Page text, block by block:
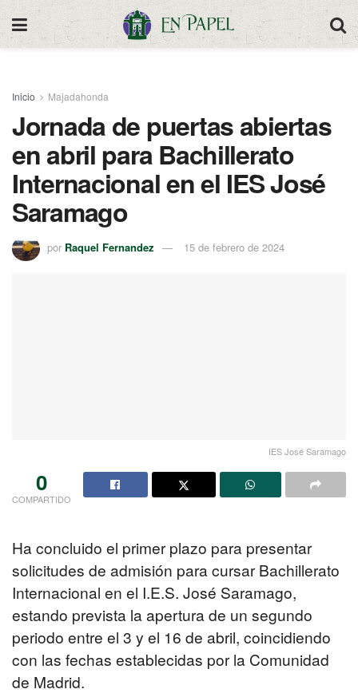
Inicio Majadahonda
Jornada de puertas abiertas
en abril para Bachillerato
Internacional en el IES José
Saramago
por Raquel Fernandez 15 de febrero de 2024
IES José Saramago
0
COMPARTIDO
Ha concluido el primer plazo para presentar
solicitudes de admisión para cursar Bachillerato
Internacional en el I.E.S. José Saramago,
estando prevista la apertura de un segundo
periodo entre el 3 y el 16 de abril, coincidiendo
con las fechas establecidas por la Comunidad
de Madrid.